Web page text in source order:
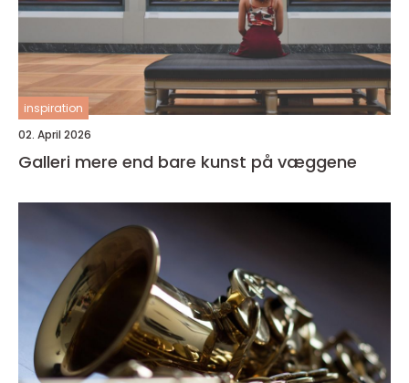
inspiration
02. April 2026
Galleri mere end bare kunst på væggene